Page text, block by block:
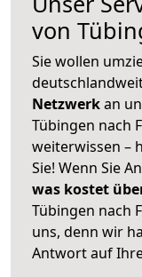
von
Sie wollen
Netzwerkan
Tübingen nach
weiterwissen –
Sie! Wenn Sie
was kostet
Tübingen nach
uns, denn wir
Antwort auf